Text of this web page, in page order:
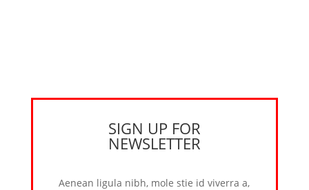
SIGN UP FOR
NEWSLETTER
Aenean ligula nibh, mole stie id viverra a,